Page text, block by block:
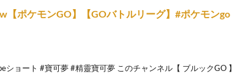
【ポケモンGO】【GOバトルリーグ】#ポケモンgo
ョート #寶可夢 #精靈寶可夢 このチャンネル【 ブルックGO 】